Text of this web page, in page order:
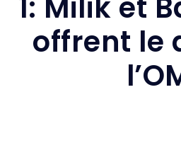
offrent le